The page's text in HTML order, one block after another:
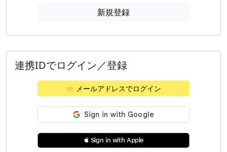
新規登録
連携IDでログイン／登録
メールアドレスでログイン
 Sign in with Apple